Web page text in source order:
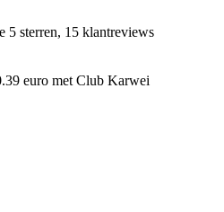
5 sterren, 15 klantreviews
euro met Club Karwei